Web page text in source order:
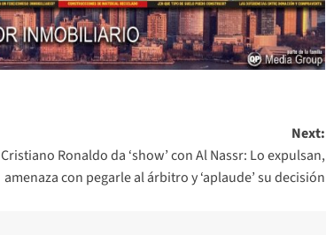
Next:
Cristiano Ronaldo da ‘show’ con Al Nassr: Lo expulsan,
amenaza con pegarle al árbitro y ‘aplaude’ su decisión